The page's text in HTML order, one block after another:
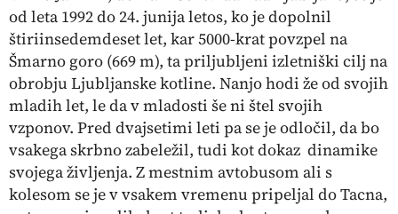
od leta 1992 do 24. junija letos, ko je dopolnil
štiriinsedemdeset let, kar 5000-krat povzpel na
Šmarno goro (669 m), ta priljubljeni izletniški cilj na
obrobju Ljubljanske kotline. Nanjo hodi že od svojih
mladih let, le da v mladosti še ni štel svojih
vzponov. Pred dvajsetimi leti pa se je odločil, da bo
vsakega skrbno zabeležil, tudi kot dokaz dinamike
svojega življenja. Z mestnim avtobusom ali s
kolesom se je v vsakem vremenu pripeljal do Tacna,